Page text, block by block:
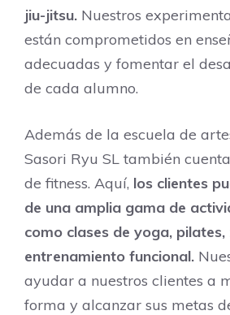
jiu-jitsu. Nuestros
están comprometidos en
adecuadas y fomentar el
de cada alumno.
Además de la escuela de
Sasori Ryu SL también
de fitness. Aquí, los clientes
de una amplia gama de
como clases de yoga,
entrenamiento funcional.
ayudar a nuestros clientes a
forma y alcanzar sus metas